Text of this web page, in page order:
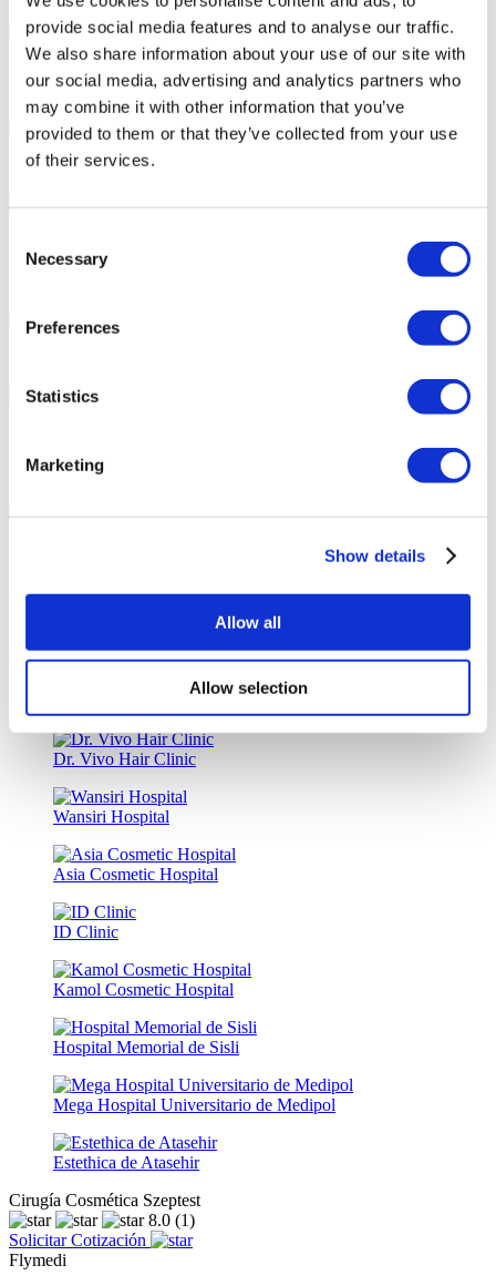
provide social media features and to analyse our traffic.
We also share information about your use of our site with
our social media, advertising and analytics partners who
may combine it with other information that you’ve
provided to them or that they’ve collected from your use
of their services.
Selection
Necessary
Preferences
Statistics
Marketing
Show details
Allow all
Allow selection
FLYMEDI LE AYUDA
¿Cómo puede FLYMEDI ayudarme?
Asistencia Personalizada 24/7 Durante Su Viaje
Opciones de Paquetes de Tratamiento Médico Todo Incluido a la
Consejos Acertados por parte de Asesores Eperimentados en el
Cuidado de su Salud
Préstamos Médicos & Opciones de Seguros Médicos
Dr. Vivo Hair Clinic
Wansiri Hospital
Asia Cosmetic Hospital
ID Clinic
Kamol Cosmetic Hospital
Hospital Memorial de Sisli
Mega Hospital Universitario de Medipol
Estethica de Atasehir
Cirugía Cosmética Szeptest
8.0 (1)
Solicitar Cotización
Flymedi